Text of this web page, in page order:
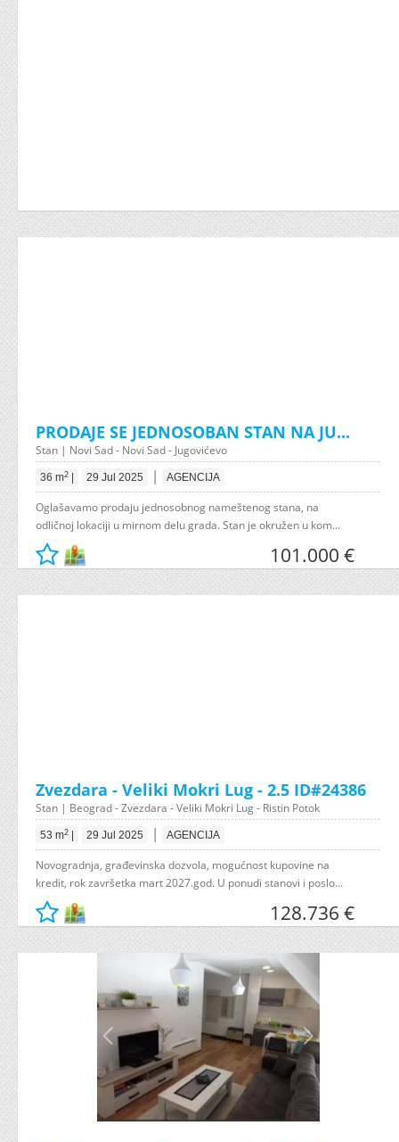
PRODAJE SE JEDNOSOBAN STAN NA JU...
Stan | Novi Sad - Novi Sad - Jugovićevo
36 m2 29 Jul 2025 | AGENCIJA
Oglašavamo prodaju jednosobnog nameštenog stana, na
odličnoj lokaciji u mirnom delu grada. Stan je okružen u kom...
101.000 €
Zvezdara - Veliki Mokri Lug - 2.5 ID#24386
Stan | Beograd - Zvezdara - Veliki Mokri Lug - Ristin Potok
53 m2 29 Jul 2025 | AGENCIJA
Novogradnja, građevinska dozvola, mogućnost kupovine na
kredit, rok završetka mart 2027.god. U ponudi stanovi i poslo...
128.736 €